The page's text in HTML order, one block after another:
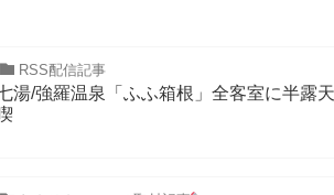
RSS配信記事
湯/強羅温泉「ふふ箱根」全客室に半露